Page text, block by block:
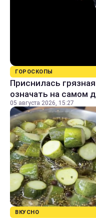
ГОРОСКОПЫ
Приснилась
означать на самом
05 августа 2026, 15:27
ВКУСНО